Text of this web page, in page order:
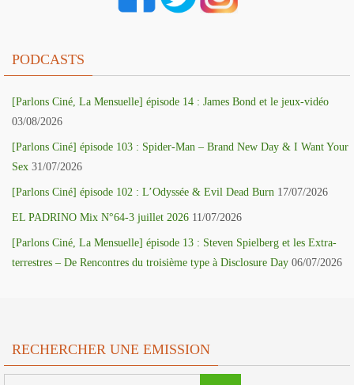
PODCASTS
[Parlons Ciné, La Mensuelle] épisode 14 : James Bond et le jeux-vidéo
03/08/2026
[Parlons Ciné] épisode 103 : Spider-Man – Brand New Day & I Want Your
Sex 31/07/2026
[Parlons Ciné] épisode 102 : L’Odyssée & Evil Dead Burn 17/07/2026
EL PADRINO Mix N°64-3 juillet 2026 11/07/2026
[Parlons Ciné, La Mensuelle] épisode 13 : Steven Spielberg et les Extra-
terrestres – De Rencontres du troisième type à Disclosure Day 06/07/2026
RECHERCHER UNE EMISSION